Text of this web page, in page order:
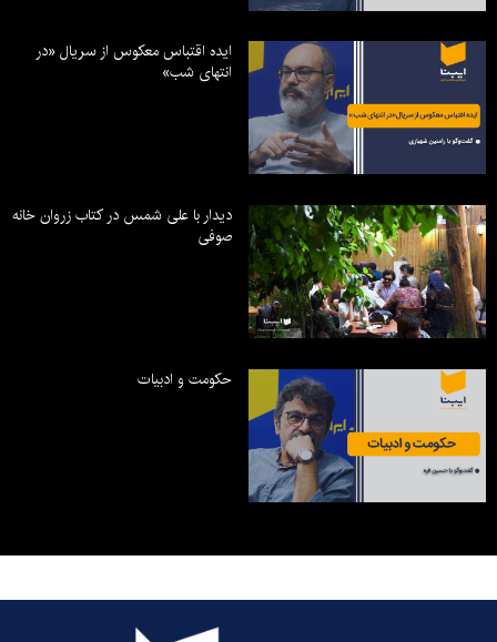
ایده اقتباس معکوس از سریال «در
انتهای شب»
دیدار با علی شمس در کتاب زروان خانه
صوفی
حکومت و ادبیات